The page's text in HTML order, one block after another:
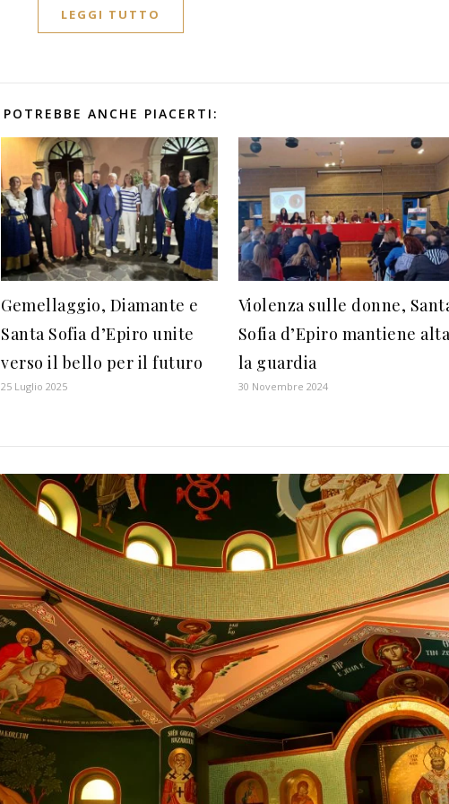
LEGGI TUTTO
POTREBBE ANCHE PIACERTI:
Gemellaggio, Diamante e
Santa Sofia d’Epiro unite
verso il bello per il futuro
25 Luglio 2025
Violenza sulle donne,
Sofia d’Epiro mantiene
la guardia
30 Novembre 2024